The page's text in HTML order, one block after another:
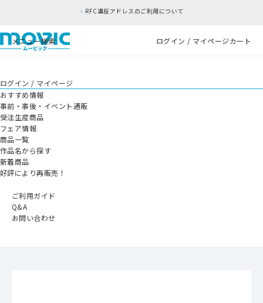
RFC違反アドレスのご利用について
メニュー検索 ログイン / マイページカート
ログイン / マイページ
おすすめ情報
事前・事後・イベント通販
受注生産商品
フェア情報
商品一覧
作品名から探す
新着商品
好評により再販売！
ご利用ガイド
Q&A
お問い合わせ